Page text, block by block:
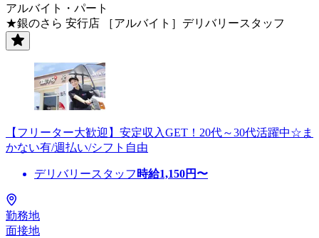
アルバイト・パート
★銀のさら 安行店 ［アルバイト］デリバリースタッフ
【フリーター大歓迎】安定収入GET！20代～30代活躍中☆ま
かない有/週払い/シフト自由
デリバリースタッフ 時給1,150円〜
勤務地
面接地